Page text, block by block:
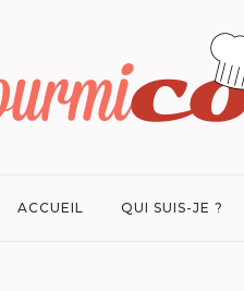
ACCUEIL QUI SUIS-JE ?